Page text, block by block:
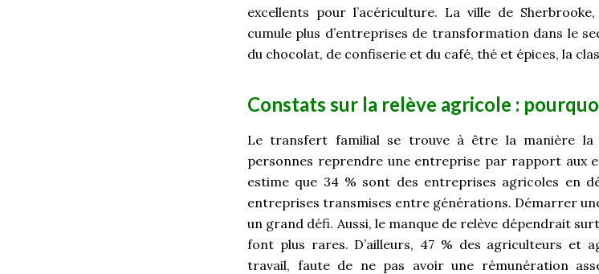
excellents pour l’acériculture. La ville de
cumule plus d’entreprises de transformation dans le
du chocolat, de confiserie et du café, thé et épices, la
Constats sur la relève agricole :
Le transfert familial se trouve à être la manière la
personnes reprendre une entreprise par rapport aux
estime que 34 % sont des entreprises agricoles en
entreprises transmises entre générations. Démarrer
un grand défi. Aussi, le manque de relève dépendrait
font plus rares. D’ailleurs, 47 % des agriculteurs et
travail, faute de ne pas avoir une rémunération